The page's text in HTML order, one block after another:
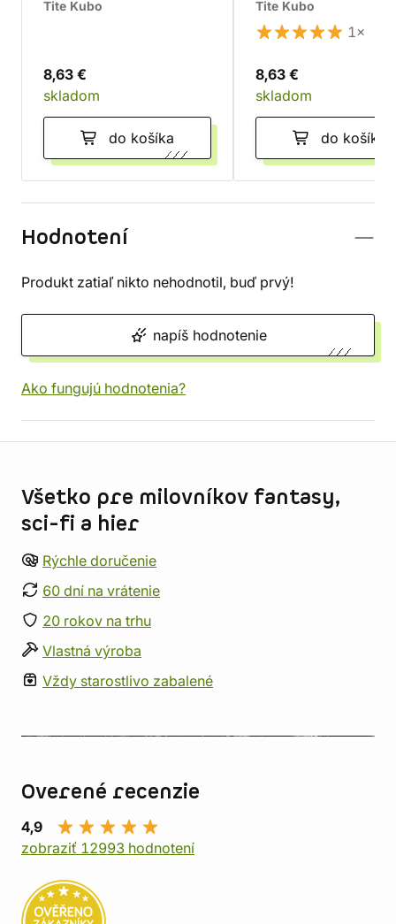
Tite Kubo
8,63 €
skladom
do košíka
Tite Kubo
1×
8,63 €
skladom
do košíka
Hodnotení
Produkt zatiaľ nikto nehodnotil, buď prvý!
napíš hodnotenie
Ako fungujú hodnotenia?
Všetko pre milovníkov fantasy,
sci-fi a hier
Rýchle doručenie
60 dní na vrátenie
20 rokov na trhu
Vlastná výroba
Vždy starostlivo zabalené
Overené recenzie
4,9
zobraziť 12993 hodnotení